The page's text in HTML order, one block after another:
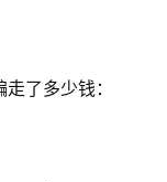
了多少钱：